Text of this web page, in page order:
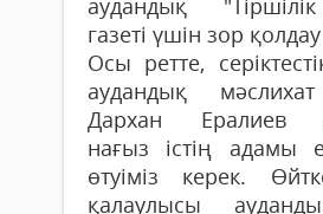
аудандық
газеті үшін зор
Осы ретте,
аудандық
Дархан Ералиев
нағыз істің адамы
өтуіміз керек.
қалаулысы